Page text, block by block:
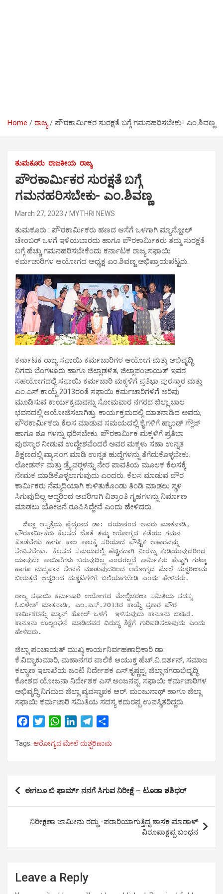
Home ರಾಜ್ಯ ಪೌರಕಾರ್ಮಿಕರ ಸುರಕ್ಷತೆ ಬಗ್ಗೆ ಗಮನಹರಿಸಬೇಕು- ಎಂ.ಶಿವಣ್ಣ
ತುಮಕೂರು ರಾಜಕೀಯ ರಾಜ್ಯ
ಪೌರಕಾರ್ಮಿಕರ ಸುರಕ್ಷತೆ ಬಗ್ಗೆ
ಗಮನಹರಿಸಬೇಕು- ಎಂ.ಶಿವಣ್ಣ
March 27, 2023 MYTHRI NEWS
ತುಮಕೂರು : ಪೌರಕಾರ್ಮಿಕರು ಹಣದ ಆಸೆಗೆ ಒಳಗಾಗಿ ಮ್ಯಾನ್ಹೋಲ್
ಚೇಂಬರ್ ಒಳಗೆ ಇಳಿಯಬಾರದು ಹಾಗೂ ಪೌರಕಾರ್ಮಿಕರು ತಮ್ಮ ಸುರಕ್ಷತೆ
ಬಗ್ಗೆ ಹೆಚ್ಚು ಗಮನಹರಿಸಬೇಕೆಂದು ಕರ್ನಾಟಕ ರಾಜ್ಯ ಸಫಾಯಿ
ಕರ್ಮಚಾರಿಗಳ ಆಯೋಗದ ಅಧ್ಯಕ್ಷ ಎಂ.ಶಿವಣ್ಣ ಅಭಿಪ್ರಾಯಪಟ್ಟರು.
ಕರ್ನಾಟಕ ರಾಜ್ಯ ಸಫಾಯಿ ಕರ್ಮಚಾರಿಗಳ ಆಯೋಗ ಮತ್ತು ಅಭಿವೃದ್ಧಿ
ನಿಗಮ ಬೆಂಗಳೂರು ಹಾಗೂ ಜಿಲ್ಲಾಡಳಿತ, ಜಿಲ್ಲಾಪಂಚಾಯತ್ ಇವರ
ಸಹಯೋಗದಲ್ಲಿ ಸಫಾಯಿ ಕರ್ಮಚಾರಿ ಮಕ್ಕಳಿಗೆ ಪ್ರತಿಭಾ ಪುರಸ್ಕಾರ ಮತ್ತು
ಎಂ.ಎಸ್ ಕಾಯ್ದೆ 2013ರಂತೆ ಸಫಾಯಿ ಕರ್ಮಚಾರಿಗಳಿಗೆ ಅರಿವು
ಮೂಡಿಸುವ ಕಾರ್ಯಕ್ರಮವನ್ನು ಸೋಮವಾರ ನಗರದ ಜಿಲ್ಲಾ ಬಾಲ
ಭವನದಲ್ಲಿ ಆಯೋಜಿಸಲಾಗಿತ್ತು. ಕಾರ್ಯಕ್ರಮದಲ್ಲಿ ಮಾತನಾಡಿದ ಅವರು,
ಪೌರಕಾರ್ಮಿಕರು ಕೆಲಸ ಮಾಡುವ ಸಮಯದಲ್ಲಿ ಕೈಗಳಿಗೆ ಹ್ಯಾಂಡ್ ಗ್ಲೌಜ್
ಹಾಗೂ ಶೂ ಗಳನ್ನು ಧರಿಸಬೇಕು. ಪೌರಕಾರ್ಮಿಕ ಮಕ್ಕಳಿಗೆ ಪ್ರತಿಭಾ
ಪುರಸ್ಕಾರ ನೀಡುವ ಉದ್ದೇಶವೆಂದರೆ ಅವರ ಮಕ್ಕಳು ಸಹಾ ಉನ್ನತ
ಶಿಕ್ಷಣದಲ್ಲಿ ವ್ಯಾಸಂಗ ಮಾಡಿ ಉನ್ನತ ಹುದ್ದೆಗಳನ್ನು ತೆಗೆದುಕೊಳ್ಳಬೇಕು.
ಲೋಡರ್ಸ್ ಮತ್ತು ಡ್ರೈವರ್‍ಗಳನ್ನು ನೇರ ಪಾವತಿಯ ಮೂಲಕ ಕೆಲಸಕ್ಕೆ
ನೇಮಕ ಮಾಡಿಕೊಳ್ಳಲಾಗುವುದು ಎಂದರು. ಕೆಲಸ ಮಾಡುವ ಪೌರ
ಕಾರ್ಮಿಕರು ನೆಮ್ಮದಿಯಾಗಿ ಕುಳಿತುಕೊಂಡು ತಿಂಡಿ ಮಾಡಲು ಸ್ಥಳ
ಸಿಗುವುದಿಲ್ಲ ಆದ್ದರಿಂದ ಅವರಿಗಾಗಿ ವಿಶ್ರಾಂತಿ ಗೃಹಗಳನ್ನು ನಿರ್ಮಾಣ
ಮಾಡಲು ಯೋಜನೆ ರೂಪಿಸಿದ್ದೇವೆ ಎಂದು ಹೇಳಿದರು.
ಪೌರಕಾರ್ಮಿಕರು ಕೆಲಸದ ಜೊತೆ ತಮ್ಮ ಆರೋಗ್ಯದ ಕಡೆಯು ಗಮನ
ಕೊಡಬೇಕು ಹಾಗೂ ಕಾಲ ಕಾಲಕ್ಕೆ ಸರಿಯಾದ ಪೌಷ್ಟಿಕ ಆಹಾರವನ್ನು
ಸೇವಿಸಬೇಕು. ಕೆಲಸದ ಸಮಯದಲ್ಲಿ ಹೆಚ್ಚಿನದಾಗಿ ನೀರನ್ನು ಕುಡಿಯುವುದರಿಂದ
ಯಾವುದೇ ಕಾಯಿಲೆಗಳು ಬರುವುದಿಲ್ಲ ಎಂದರಲ್ಲದೆ ಕಾರ್ಮಿಕರು ಹೆಚ್ಚಾಗಿ ಗುಟ್ಕಾ
ಹಾಗೂ ಮದ್ಯಪಾನ ಸೇವನೆ ಮಾಡುವುದರಿಂದ ಆರೋಗ್ಯದ ಮೇಲೆ ದುಶ್ಪರಿಣಾಮ
ಬೀರುತ್ತದೆ ಆದ್ದರಿಂದ ದುಶ್ಚಟಗಳಿಗೆ ಬಲಿಯಾಗಬೇಡಿ ಎಂದು ಹೇಳಿದರು.
ರಾಜ್ಯ ಸಫಾಯಿ ಕರ್ಮಚಾರಿ ಆಯೋಗದ ಮೇಲ್ವಿಚರಣಾ ಸಮಿತಿಯ ಸದಸ್ಯ
ಓಬಳೇಶ್ ಮಾತನಾಡಿ, ಎಂ.ಎಸ್.2013ರ ಕಾಯ್ದೆ ಪ್ರಕಾರ ಪೌರ
ಕಾರ್ಮಿಕರನ್ನು ಮ್ಯಾನ್ ಹೋಲ್ ಒಳಗೆ  ಇಳಿಸುವುದು ಕಾನೂನು ಬಾಹಿರ.
ಕಾನೂನು ಉಲ್ಲಂಘನೆ ಮಾಡಿದವರ ವಿರುದ್ಧ ಶಿಕ್ಷೆಗೆ ಗುರಿಪಡಿಸಲಾವುದು ಎಂದು
ಹೇಳಿದರು.
ಜಿಲ್ಲಾ ಪಂಚಾಯತ್ ಮುಖ್ಯ ಕಾರ್ಯನಿರ್ವಹಣಾಧಿಕಾರಿ ಡಾ:
ಕೆ.ವಿದ್ಯಾಕುಮಾರಿ, ಮಹಾನಗರ ಪಾಲಿಕೆ ಆಯುಕ್ತ ಹೆಚ್.ವಿ.ದರ್ಶನ್, ಸಮಾಜ
ಕಲ್ಯಾಣ ಇಲಾಖೆಯ ಜಂಟಿ ನಿರ್ದೇಶಕ ಎಸ್.ಕೃಷ್ಣಪ್ಪ, ಜಿಲ್ಲಾನಗರಾಭಿವೃದ್ಧಿ
ಕೋಶದ ಯೋಜನಾ ನಿರ್ದೇಶಕ ಎಸ್.ಅಂಜನಪ್ಪ, ಸಫಾಯಿ ಕರ್ಮಚಾರಿಗಳ
ಅಭಿವೃದ್ಧಿ ನಿಗಮದ ಜಿಲ್ಲಾ ವ್ಯವಸ್ಥಾಪಕ ಆರ್. ಮಂಜುನಾಥ್ ಹಾಗೂ ಜಿಲ್ಲಾ
ಸಫಾಯಿ ಕರ್ಮಚಾರಿ ಸಮಿತಿಯ ಸದಸ್ಯ ಕದುರಪ್ಪ ಉಪಸ್ಥಿತರಿದ್ದರು.
c
o
k
i
r
W
a
p
p
n
I
n
l
a
m
a
Tags: ಆರೋಗ್ಯದ ಮೇಲೆ ದುಶ್ಪರಿಣಾಮ
Post
navigation
ಈಗಲೂ ಬಿ ಫಾರ್ಮ್ ನನಗೆ ಸಿಗುವ ನಿರೀಕ್ಷೆ – ಟೂಡಾ ಶಶಿಧರ್
ನಿರೀಕ್ಷಣಾ ಜಾಮೀನು ರದ್ದು -ಪರಾರಿಯಾಗುತ್ತಿದ್ದ ಶಾಸಕ ಮಾಡಾಳ್
ವಿರೂಪಾಕ್ಷಪ್ಪ ಬಂಧನ
Leave a Reply